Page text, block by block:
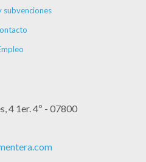
subvenciones
4 1er. 4º - 07800